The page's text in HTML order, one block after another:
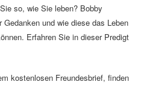
so, wie Sie leben? Bobby
und wie diese das Leben
Erfahren Sie in dieser Predigt
kostenlosen Freundesbrief, finden